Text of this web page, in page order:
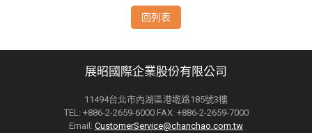
回列表
展昭國際企業股份有限公司
11494台北市內湖區港墘路185號3樓
TEL: +886-2-2659-6000 FAX: +886-2-2659-7000
Email: CustomerService@chanchao.com.tw